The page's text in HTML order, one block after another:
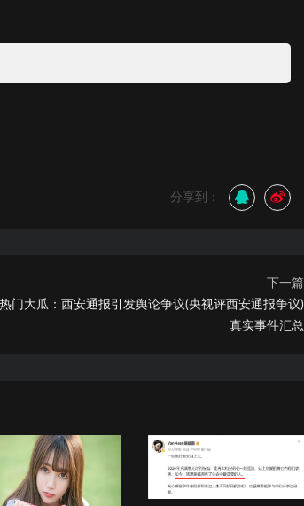
分享到：
下一篇
门大瓜：西安通报引发舆论争议(央视评西安通报争议)
真实事件汇总